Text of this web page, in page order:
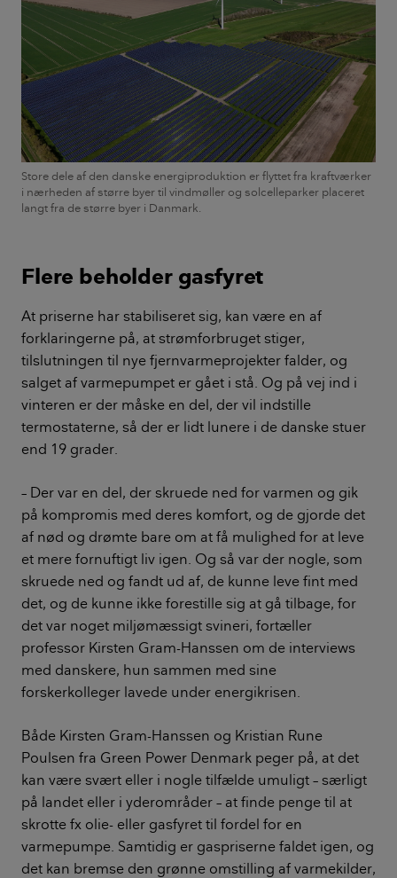
Store dele af den danske energiproduktion er flyttet fra kraftværker
i nærheden af større byer til vindmøller og solcelleparker placeret
langt fra de større byer i Danmark.
Flere beholder gasfyret
At priserne har stabiliseret sig, kan være en af
forklaringerne på, at strømforbruget stiger,
tilslutningen til nye fjernvarmeprojekter falder, og
salget af varmepumpet er gået i stå. Og på vej ind i
vinteren er der måske en del, der vil indstille
termostaterne, så der er lidt lunere i de danske stuer
end 19 grader.
– Der var en del, der skruede ned for varmen og gik
på kompromis med deres komfort, og de gjorde det
af nød og drømte bare om at få mulighed for at leve
et mere fornuftigt liv igen. Og så var der nogle, som
skruede ned og fandt ud af, de kunne leve fint med
det, og de kunne ikke forestille sig at gå tilbage, for
det var noget miljømæssigt svineri, fortæller
professor Kirsten Gram-Hanssen om de interviews
med danskere, hun sammen med sine
forskerkolleger lavede under energikrisen.
Både Kirsten Gram-Hanssen og Kristian Rune
Poulsen fra Green Power Denmark peger på, at det
kan være svært eller i nogle tilfælde umuligt – særligt
på landet eller i yderområder – at finde penge til at
skrotte fx olie- eller gasfyret til fordel for en
varmepumpe. Samtidig er gaspriserne faldet igen, og
det kan bremse den grønne omstilling af varmekilder,